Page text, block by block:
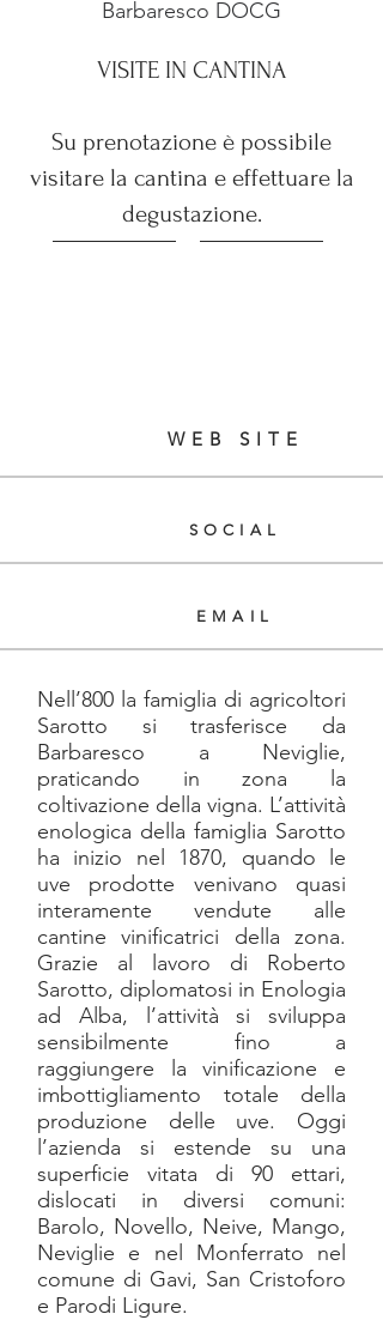
Barbaresco DOCG
VISITE IN CANTINA
Su prenotazione è possibile
visitare la cantina e effettuare la
degustazione.
WEB SITE
SOCIAL
EMAIL
Nell’800 la famiglia di agricoltori
Sarotto si trasferisce da
Barbaresco a Neviglie,
praticando in zona la
coltivazione della vigna. L’attività
enologica della famiglia Sarotto
ha inizio nel 1870, quando le
uve prodotte venivano quasi
interamente vendute alle
cantine vinificatrici della zona.
Grazie al lavoro di Roberto
Sarotto, diplomatosi in Enologia
ad Alba, l’attività si sviluppa
sensibilmente fino a
raggiungere la vinificazione e
imbottigliamento totale della
produzione delle uve. Oggi
l’azienda si estende su una
superficie vitata di 90 ettari,
dislocati in diversi comuni:
Barolo, Novello, Neive, Mango,
Neviglie e nel Monferrato nel
comune di Gavi, San Cristoforo
e Parodi Ligure.